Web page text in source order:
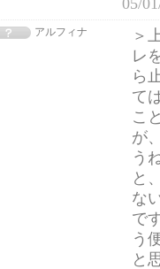
05/
アルフィナ
＞
レ
ら
て
こ
が
う
と
な
で
う
と